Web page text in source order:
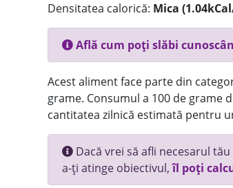
Densitatea calorică: Mica
Află cum poți slăbi
Acest aliment face parte din
grame. Consumul a 100 de grame
cantitatea zilnică estimată pentru
Dacă vrei să afli necesarul
a-ți atinge obiectivul,îl poți